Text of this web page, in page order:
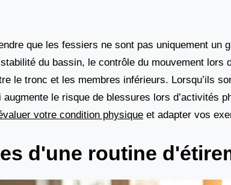
que les fessiers ne sont pas uniquement un
du bassin, le contrôle du mouvement lors
le tronc et les membres inférieurs. Lorsqu’ils
le risque de blessures lors d’activités
votre condition physique et adapter vos
d'une routine